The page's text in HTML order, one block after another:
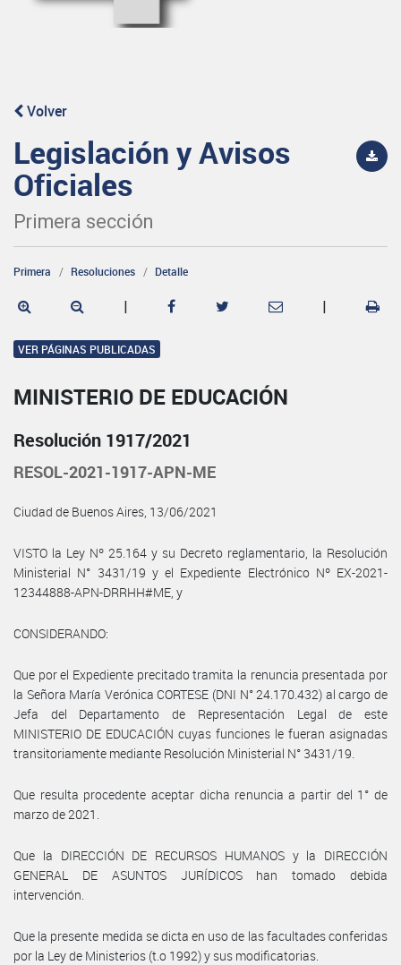
Volver
Legislación y Avisos
Oficiales
Primera sección
Primera Resoluciones Detalle
| |
VER PÁGINAS PUBLICADAS
MINISTERIO DE EDUCACIÓN
Resolución 1917/2021
RESOL-2021-1917-APN-ME
Ciudad de Buenos Aires, 13/06/2021
VISTO la Ley Nº 25.164 y su Decreto reglamentario, la Resolución
Ministerial N° 3431/19 y el Expediente Electrónico Nº EX-2021-
12344888-APN-DRRHH#ME, y
CONSIDERANDO:
Que por el Expediente precitado tramita la renuncia presentada por
la Señora María Verónica CORTESE (DNI N° 24.170.432) al cargo de
Jefa del Departamento de Representación Legal de este
MINISTERIO DE EDUCACIÓN cuyas funciones le fueran asignadas
transitoriamente mediante Resolución Ministerial N° 3431/19.
Que resulta procedente aceptar dicha renuncia a partir del 1° de
marzo de 2021.
Que la DIRECCIÓN DE RECURSOS HUMANOS y la DIRECCIÓN
GENERAL DE ASUNTOS JURÍDICOS han tomado debida
intervención.
Que la presente medida se dicta en uso de las facultades conferidas
por la Ley de Ministerios (t.o 1992) y sus modificatorias.